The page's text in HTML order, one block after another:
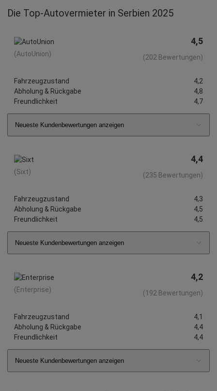
Die Top-Autovermieter in Serbien 2025
(AutoUnion)
4,5
(202 Bewertungen)
Fahrzeugzustand
4,2
Abholung & Rückgabe
4,8
Freundlichkeit
4,7
Neueste Kundenbewertungen anzeigen
(Sixt)
4,4
(235 Bewertungen)
Fahrzeugzustand
4,3
Abholung & Rückgabe
4,5
Freundlichkeit
4,5
Neueste Kundenbewertungen anzeigen
(Enterprise)
4,2
(192 Bewertungen)
Fahrzeugzustand
4,1
Abholung & Rückgabe
4,4
Freundlichkeit
4,4
Neueste Kundenbewertungen anzeigen